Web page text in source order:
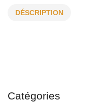
REVÊTEMENTS
DÉSCRIPTION
Catégories